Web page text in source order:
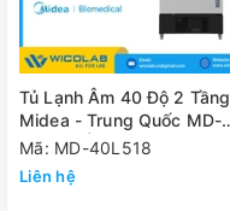
Tủ Lạnh Âm 40 Độ 2 Tầng
Midea - Trung Quốc MD-
40L518 | 518 Lít
Mã: MD-40L518
Liên hệ